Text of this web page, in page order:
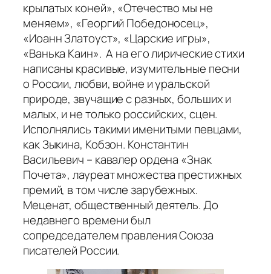
крылатых коней», «Отечество мы не
меняем», «Георгий Победоносец»,
«Иоанн Златоуст», «Царские игры»,
«Ванька Каин». А на его лирические стихи
написаны красивые, изумительные песни
о России, любви, войне и уральской
природе, звучащие с разных, больших и
малых, и не только российских, сцен.
Исполнялись такими именитыми певцами,
как Зыкина, Кобзон. Константин
Васильевич – кавалер ордена «Знак
Почета», лауреат множества престижных
премий, в том числе зарубежных.
Меценат, общественный деятель. До
недавнего времени был
сопредседателем правления Союза
писателей России.